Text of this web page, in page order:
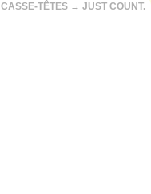
CASSE-TÊTES → JUST COUNT.